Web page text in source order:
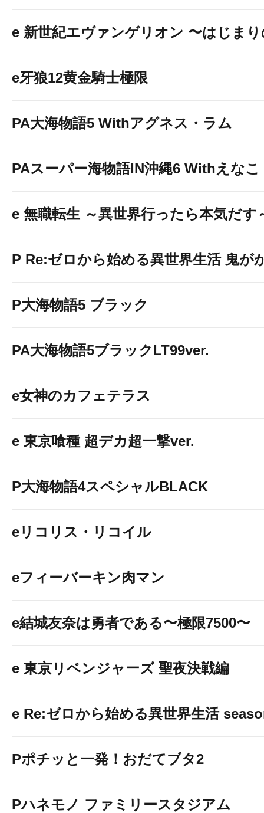
e 新世紀エヴァンゲリオン 〜はじま
e牙狼12黄金騎士極限
PA大海物語5 Withアグネス・ラム
PAスーパー海物語IN沖縄6 Withえなこ
e 無職転生 ～異世界行ったら本気だす
P Re:ゼロから始める異世界生活 鬼が
P大海物語5 ブラック
PA大海物語5ブラックLT99ver.
e女神のカフェテラス
e 東京喰種 超デカ超一撃ver.
P大海物語4スペシャルBLACK
eリコリス・リコイル
eフィーバーキン肉マン
e結城友奈は勇者である〜極限7500〜
e 東京リベンジャーズ 聖夜決戦編
e Re:ゼロから始める異世界生活
Pポチッと一発！おだてブタ2
Pハネモノ ファミリースタジアム